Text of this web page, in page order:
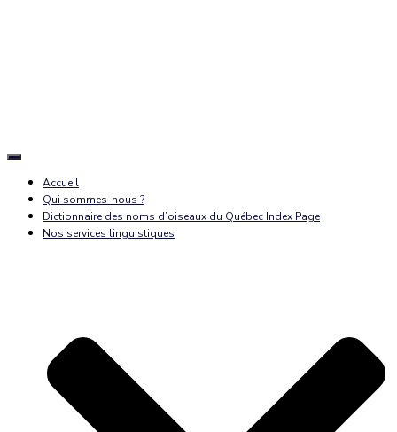
Déplier
navigation
Accueil
Qui sommes-nous ?
Dictionnaire des noms d’oiseaux du Québec Index Page
Nos services linguistiques